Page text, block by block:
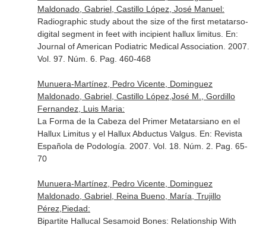
Maldonado, Gabriel, Castillo López, José Manuel:
Radiographic study about the size of the first metatarso-
digital segment in feet with incipient hallux limitus. En:
Journal of American Podiatric Medical Association . 2007.
Vol. 97. Núm. 6. Pag. 460-468
Munuera-Martínez, Pedro Vicente, Dominguez
Maldonado, Gabriel, Castillo López,José M., Gordillo
Fernandez, Luis Maria:
La Forma de la Cabeza del Primer Metatarsiano en el
Hallux Limitus y el Hallux Abductus Valgus. En: Revista
Española de Podología . 2007. Vol. 18. Núm. 2. Pag. 65-
70
Munuera-Martínez, Pedro Vicente, Dominguez
Maldonado, Gabriel, Reina Bueno, María, Trujillo
Pérez,Piedad:
Bipartite Hallucal Sesamoid Bones: Relationship With